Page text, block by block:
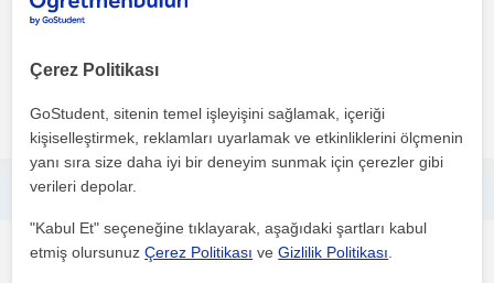
matematik bilgileri ve ihtiyaçlarına göre bir değerlend...
daha fazlasını gör Ücretsiz iletişime geç
Matematik
Çerez Politikası
GoStudent, sitenin temel işleyişini sağlamak, içeriği
kişiselleştirmek, reklamları uyarlamak ve etkinliklerini ölçmenin
yanı sıra size daha iyi bir deneyim sunmak için çerezler gibi
verileri depolar.
"Kabul Et" seçeneğine tıklayarak, aşağıdaki şartları kabul
etmiş olursunuzÇerez Politikası veGizlilik Politikası